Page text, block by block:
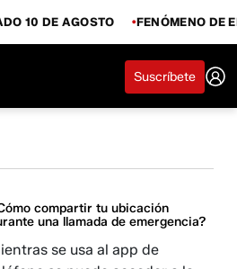
10 DE AGOSTO FENÓMENO DE
Suscríbete
compartir tu ubicación
una llamada de emergencia?
se usa al app de